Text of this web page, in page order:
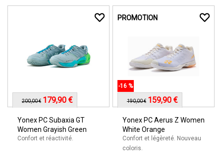
Yonex PC Subaxia GT
Women Grayish Green
Confort et réactivité.
200,00 € 179,90 €
PROMOTION
Yonex PC Aerus Z Women
White Orange
Confort et légèreté. Nouveau
coloris.
-16 %
190,00 € 159,90 €